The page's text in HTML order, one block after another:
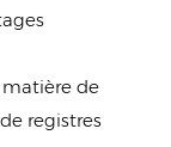
de
registres